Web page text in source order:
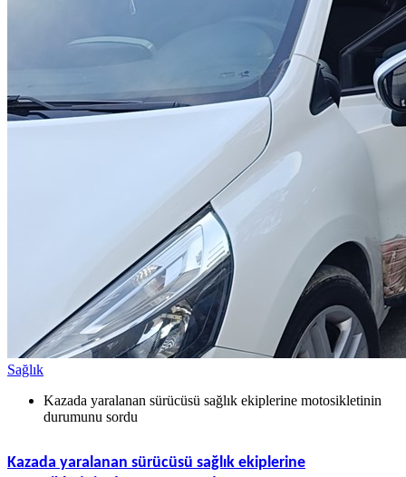
Sağlık
Kazada yaralanan sürücüsü sağlık ekiplerine motosikletinin
durumunu sordu
Kazada yaralanan sürücüsü sağlık ekiplerine